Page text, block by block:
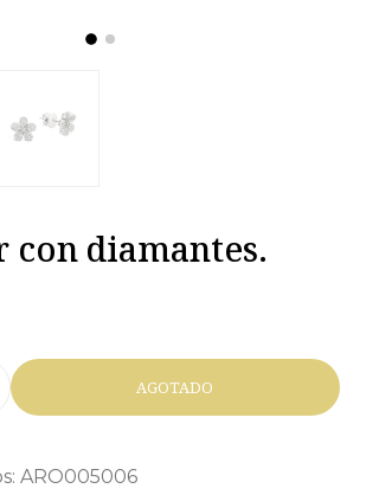
con diamantes.
AGOTADO
ARO005006